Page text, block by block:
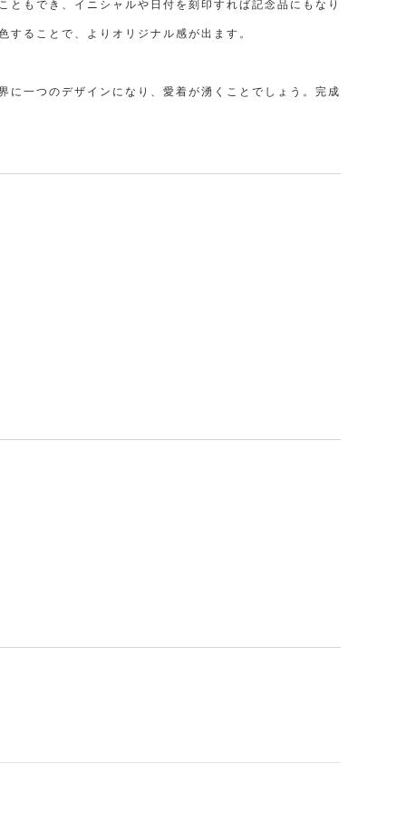
もでき、イニシャルや日付を刻印すれば記念品にもなり
ることで、よりオリジナル感が出ます。
一つのデザインになり、愛着が湧くことでしょう。完成